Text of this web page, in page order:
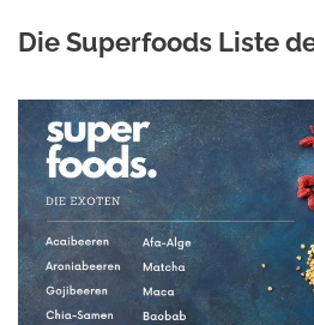
Die Superfoods Liste